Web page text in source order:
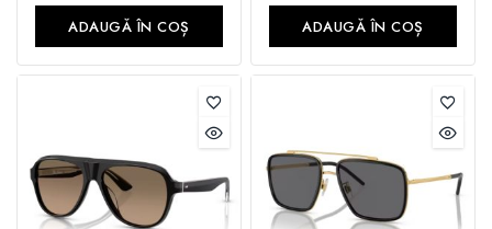
5
ADAUGĂ ÎN COȘ
5
ADAUGĂ ÎN COȘ